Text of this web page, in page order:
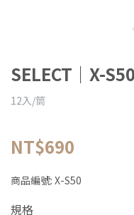
SELECT｜X-
12入/筒
NT$690
商品編號: X-S50
規格